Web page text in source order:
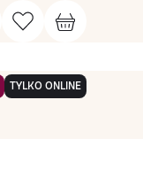
TYLKO ONLINE